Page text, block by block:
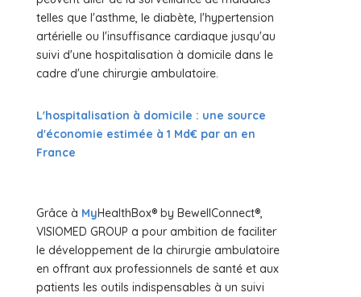
telles que l'asthme, le diabète, l'hypertension
artérielle ou l'insuffisance cardiaque jusqu'au
suivi d'une hospitalisation à domicile dans le
cadre d'une chirurgie ambulatoire.
L'hospitalisation à domicile : une source
d'économie estimée à 1 Md€ par an en
France
Grâce à MyHealthBox® by BewellConnect®,
VISIOMED GROUP a pour ambition de faciliter
le développement de la chirurgie ambulatoire
en offrant aux professionnels de santé et aux
patients les outils indispensables à un suivi